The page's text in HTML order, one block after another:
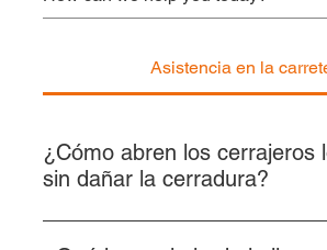
Asistencia en la
¿Cómo abren los cerrajeros
sin dañar la cerradura?
Los cerrajeros profesionales